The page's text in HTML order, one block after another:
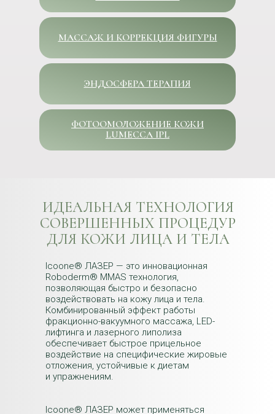
МАССАЖ И КОРРЕКЦИЯ ФИГУРЫ
ЭНДОСФЕРА ТЕРАПИЯ
ФОТООМОЛОЖЕНИЕ КОЖИ
LUMECCA IPL
ИДЕАЛЬНАЯ ТЕХНОЛОГИЯ
СОВЕРШЕННЫХ ПРОЦЕДУР
ДЛЯ КОЖИ ЛИЦА И ТЕЛА
Icoone® ЛАЗЕР — это инновационная
Roboderm® MMAS технология,
позволяющая быстро и безопасно
воздействовать на кожу лица и тела.
Комбинированный эффект работы
фракционно-вакуумного массажа, LED-
лифтинга и лазерного липолиза
обеспечивает быстрое прицельное
воздействие на специфические жировые
отложения, устойчивые к диетам
и упражнениям.
Icoone® ЛАЗЕР может применяться